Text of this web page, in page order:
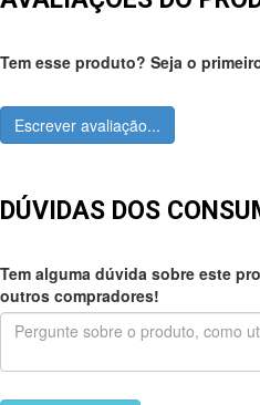
Tem esse produto? Seja o
Escrever avaliação...
DÚVIDAS DOS
Tem alguma dúvida sobre este
outros compradores!